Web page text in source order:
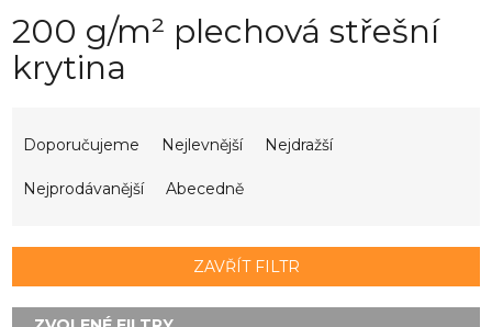
200 g/m² plechová střešní
krytina
r
o
Doporučujeme Nejlevnější Nejdražší
Nejprodávanější Abecedně
ZAVŘÍT FILTR